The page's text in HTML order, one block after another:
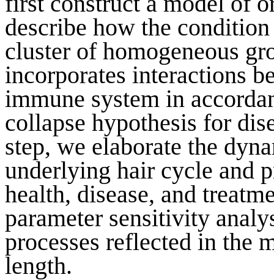
describe how the
cluster of homogeneous
incorporates interactions
immune system in
collapse hypothesis for
step, we elaborate the
underlying hair cycle and
health, disease, and
parameter sensitivity
processes reflected in the
length.